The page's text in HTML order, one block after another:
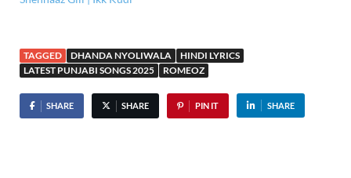
TAGGED DHANDA NYOLIWALA
HINDI LYRICS
LATEST PUNJABI SONGS 2025
ROMEOZ
SHARE SHARE PIN IT SHARE